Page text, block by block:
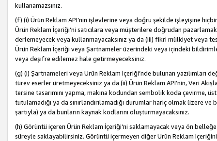
kullanamazsınız.
(f) (i) Ürün Reklam API’nin işlevlerine veya doğru şekilde işleyişine
Ürün Reklam İçeriği’ni satıcılara veya müşterilere doğrudan
derlemeyecek veya kullanmayacaksınız ya da (iii) fikri mülkiyet veya
Ürün Reklam İçeriği veya Şartnameler üzerindeki veya içindeki
veya deşifre edilemez hale getirmeyeceksiniz.
(g) (i) Şartnameleri veya Ürün Reklam İçeriği’nde bulunan
türev eserler üretmeyeceksiniz ya da (ii) Ürün Reklam API’nin, Veri
tersine tasarımını yapma, makina kodundan sembolik koda çevirme,
tutulamadığı ya da sınırlandırılamadığı durumlar hariç olmak üzere
şartıyla) ya da bunların kaynak kodlarını oluşturmayacaksınız.
(h) Görüntü içeren Ürün Reklam İçeriği’ni saklamayacak veya ön
süreyle saklayabilirsiniz. Görüntü içermeyen diğer Ürün Reklam